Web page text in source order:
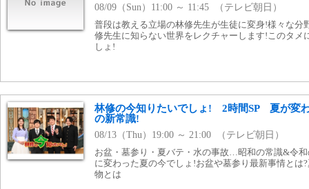
08/09（Sun）11:00 ～ 11:45 （テレビ朝日）
普段は教える立場の林修先生が生徒に変身!様々な分
修先生に知らない世界をレクチャーします!このタメ
しょ!
林修の今知りたいでしょ! 2時間SP 夏が変
の新常識!
08/13（Thu）19:00 ～ 21:00 （テレビ朝日）
お盆・墓参り・夏バテ・水の事故…昭和の常識&令
に変わった夏の今でしょ!お盆や墓参り最新事情とは
物とは